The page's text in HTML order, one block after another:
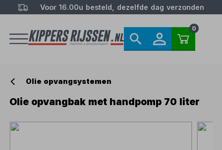
Voor 16.00u besteld, dezelfde dag verzonden
0
Olie opvangsystemen
Olie opvangbak met handpomp 70 liter